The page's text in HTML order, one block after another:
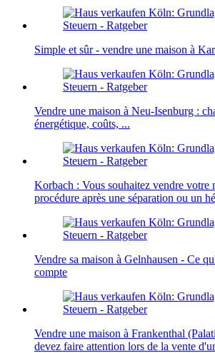
Simple et sûr - vendre une maison à
Vendre une maison à Neu-Isenburg :
énergétique, coûts, ...
Korbach : Vous souhaitez vendre votre
procédure après une séparation ou un
Vendre sa maison à Gelnhausen - Ce
compte
Vendre une maison à Frankenthal
devez faire attention lors de la vente